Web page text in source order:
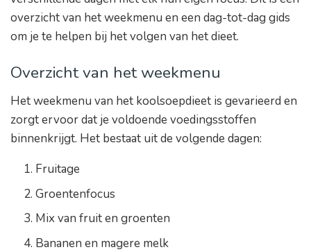
overzicht van het weekmenu en een dag-tot-dag gids
om je te helpen bij het volgen van het dieet.
Overzicht van het weekmenu
Het weekmenu van het koolsoepdieet is gevarieerd en
zorgt ervoor dat je voldoende voedingsstoffen
binnenkrijgt. Het bestaat uit de volgende dagen:
Fruitage
Groentenfocus
Mix van fruit en groenten
Bananen en magere melk